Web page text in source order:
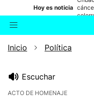
Hoy es noticia
Buscador
Inicio Política
Escuchar
ACTO DE HOMENAJE